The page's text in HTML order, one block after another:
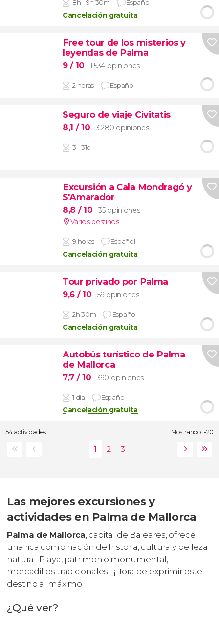
8h - 9h 30m Español
Cancelación gratuita
Free tour de los misterios y
leyendas de Palma
9/ 10 1.534 opiniones
2 horas Español
Seguro de viaje Civitatis
8,1 / 10 3.280 opiniones
3 - 31d
Excursión a Cala Mondragó y
S'Amarador
8,8 / 10
35 opiniones
Varios destinos
9 horas Español
Cancelación gratuita
Tour privado por Palma
9,6 / 10 59 opiniones
2h 30m Español
Cancelación gratuita
Autobús turístico de Palma
de Mallorca
7,7 / 10 390 opiniones
1 día Español
Cancelación gratuita
54 actividades Mostrando 1-20
Las mejores excursiones y
actividades en Palma de Mallorca
Palma de Mallorca, capital de Baleares, ofrece
una rica combinación de historia, cultura y belleza
natural. Playa, patrimonio monumental,
mercadillos tradicionales... ¡Hora de exprimir este
destino al máximo!
¿Qué ver?